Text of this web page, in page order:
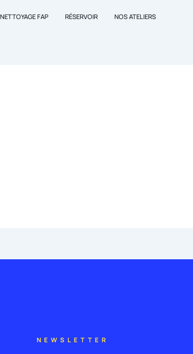
NETTOYAGE FAP RÉSERVOIR NOS ATELIERS
NEWSLETTER